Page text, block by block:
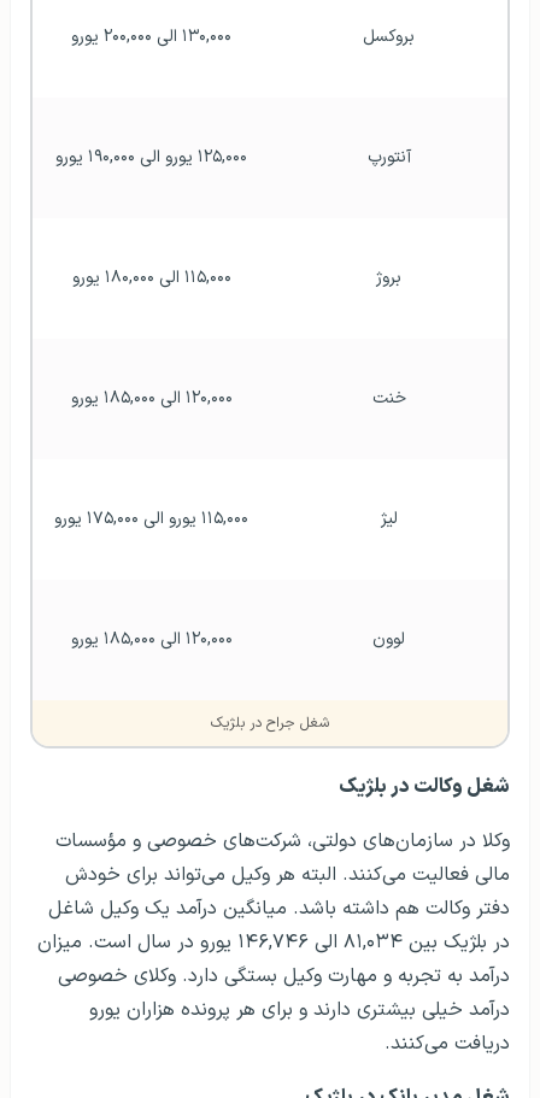
بروکسل ۱۳۰,۰۰۰ الی ۲۰۰,۰۰۰ یورو
آنتورپ ۱۲۵,۰۰۰ یورو الی ۱۹۰,۰۰۰ یورو
بروژ ۱۱۵,۰۰۰ الی ۱۸۰,۰۰۰ یورو
خنت ۱۲۰,۰۰۰ الی ۱۸۵,۰۰۰ یورو
لیژ ۱۱۵,۰۰۰ یورو الی ۱۷۵,۰۰۰ یورو
لوون ۱۲۰,۰۰۰ الی ۱۸۵,۰۰۰ یورو
شغل جراح در بلژیک
شغل وکالت در بلژیک
وکلا در سازمان‌های دولتی، شرکت‌های خصوصی و مؤسسات
مالی فعالیت می‌کنند. البته هر وکیل می‌تواند برای خودش
دفتر وکالت هم داشته باشد. میانگین درآمد یک وکیل شاغل
در بلژیک بین ۸۱,۰۳۴ الی ۱۴۶,۷۴۶ یورو در سال است. میزان
درآمد به تجربه و مهارت وکیل بستگی دارد. وکلای خصوصی
درآمد خیلی بیشتری دارند و برای هر پرونده هزاران یورو
دریافت می‌کنند.